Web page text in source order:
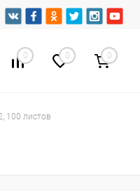
0 0 0
100 листов